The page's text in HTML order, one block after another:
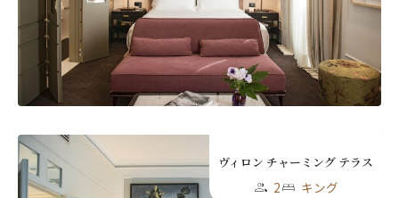
ヴィロン チャーミング テラス
2 キング
First
名前 （漢字）
First Last
Eメール*